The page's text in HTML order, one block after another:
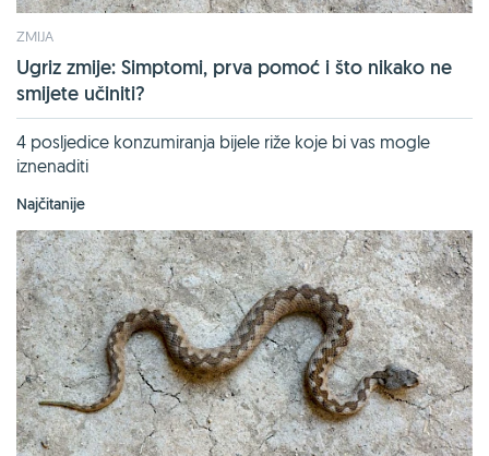
ZMIJA
Ugriz zmije: Simptomi, prva pomoć i što nikako ne
smijete učiniti?
4 posljedice konzumiranja bijele riže koje bi vas mogle
iznenaditi
Najčitanije